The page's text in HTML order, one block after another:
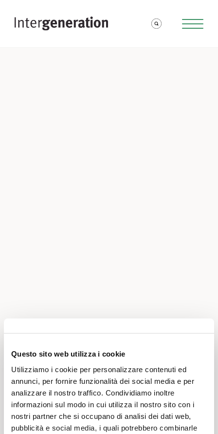
Questo sito web utilizza i cookie
Utilizziamo i cookie per personalizzare contenuti ed
annunci, per fornire funzionalità dei social media e per
analizzare il nostro traffico. Condividiamo inoltre
informazioni sul modo in cui utilizza il nostro sito con i
nostri partner che si occupano di analisi dei dati web,
pubblicità e social media, i quali potrebbero combinarle